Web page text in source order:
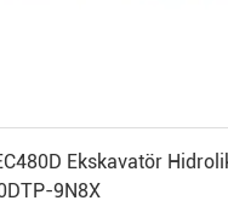
Ekskavatör Hidrolik Pompa
9N8X